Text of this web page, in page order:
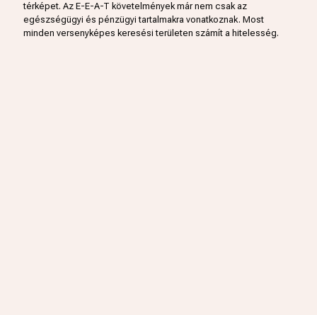
térképet. Az E-E-A-T követelmények már nem csak az
egészségügyi és pénzügyi tartalmakra vonatkoznak. Most
minden versenyképes keresési területen számít a hitelesség.